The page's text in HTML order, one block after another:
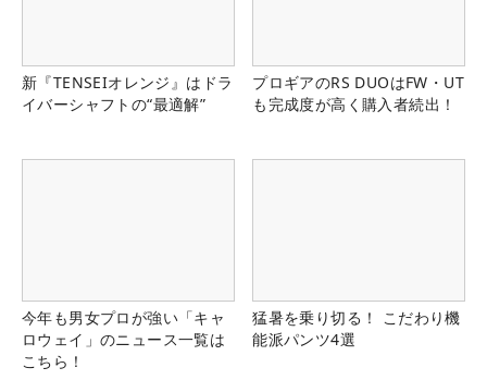
新『TENSEIオレンジ』はドラ
イバーシャフトの“最適解”
プロギアのRS DUOはFW・UT
も完成度が高く購入者続出！
今年も男女プロが強い「キャ
ロウェイ」のニュース一覧は
こちら！
猛暑を乗り切る！ こだわり機
能派パンツ4選